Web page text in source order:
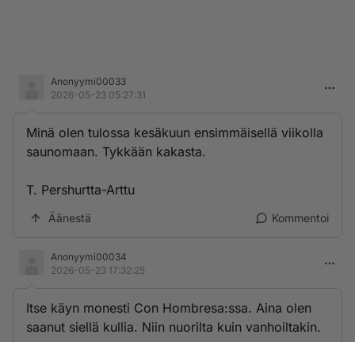
Anonyymi00033
2026-05-23 05:27:31
Minä olen tulossa kesäkuun ensimmäisellä viikolla
saunomaan. Tykkään kakasta.
T. Pershurtta-Arttu
Äänestä Kommentoi
Anonyymi00034
2026-05-23 17:32:25
Itse käyn monesti Con Hombresa:ssa. Aina olen
saanut siellä kullia. Niin nuorilta kuin vanhoiltakin.